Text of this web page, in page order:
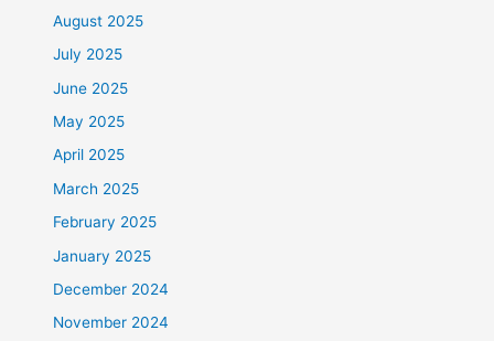
August 2025
July 2025
June 2025
May 2025
April 2025
March 2025
February 2025
January 2025
December 2024
November 2024